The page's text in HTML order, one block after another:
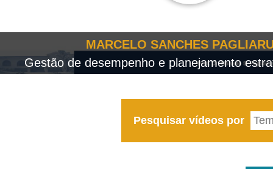
MARCELO SANCHES
Gestão de desempenho e planejamento
Pesquisar vídeos por